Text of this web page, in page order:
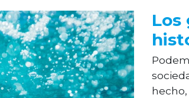
Los